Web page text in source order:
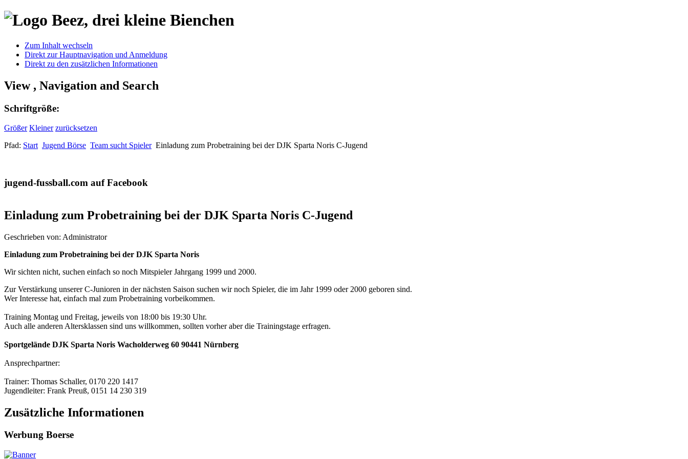
Zum Inhalt wechseln
Direkt zur Hauptnavigation und Anmeldung
Direkt zu den zusätzlichen Informationen
View , Navigation and Search
Schriftgröße:
Größer Kleiner zurücksetzen
Pfad: Start Jugend Börse Team sucht Spieler Einladung zum Probetraining bei der DJK Sparta Noris C-Jugend
jugend-fussball.com auf Facebook
Einladung zum Probetraining bei der DJK Sparta Noris C-Jugend
Geschrieben von: Administrator
Einladung zum Probetraining bei der DJK Sparta Noris
Wir sichten nicht, suchen einfach so noch Mitspieler Jahrgang 1999 und 2000.
Zur Verstärkung unserer C-Junioren in der nächsten Saison suchen wir noch Spieler, die im Jahr 1999 oder 2000 geboren sind.
Wer Interesse hat, einfach mal zum Probetraining vorbeikommen.
Training Montag und Freitag, jeweils von 18:00 bis 19:30 Uhr.
Auch alle anderen Altersklassen sind uns willkommen, sollten vorher aber die Trainingstage erfragen.
Sportgelände DJK Sparta Noris Wacholderweg 60 90441 Nürnberg
Ansprechpartner:
Trainer: Thomas Schaller, 0170 220 1417
Jugendleiter: Frank Preuß, 0151 14 230 319
Zusätzliche Informationen
Werbung Boerse